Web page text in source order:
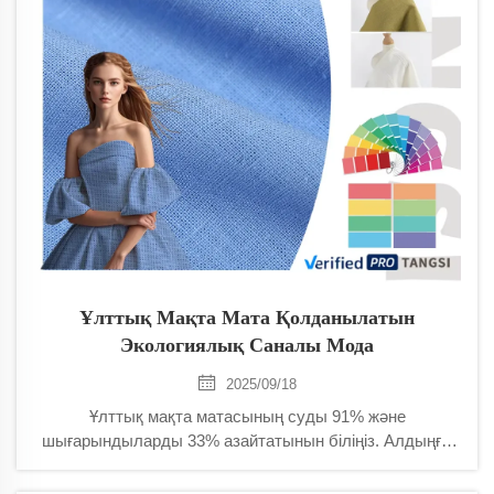
Ұлттық Мақта Мата Қолданылатын
Экологиялық Саналы Мода
2025/09/18
Ұлттық мақта матасының суды 91% және
шығарындыларды 33% азайтатынын біліңіз. Алдыңғы